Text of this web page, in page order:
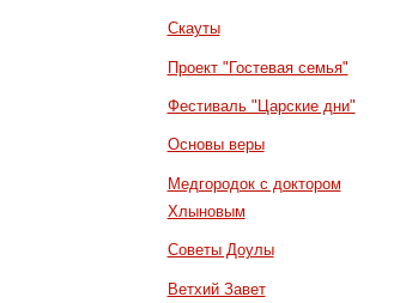
Скауты
Проект "Гостевая семья"
Фестиваль "Царские дни"
Основы веры
Медгородок с доктором
Хлыновым
Советы Доулы
Ветхий Завет